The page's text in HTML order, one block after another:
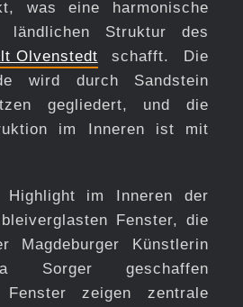
was eine harmonische
ländlichen Struktur des
Olvenstedt schafft. Die
wird durch Sandstein
gegliedert, und die
im Inneren ist mit
Highlight im Inneren der
Fenster, die
Magdeburger Künstlerin
Sorger geschaffen
zeigen zentrale